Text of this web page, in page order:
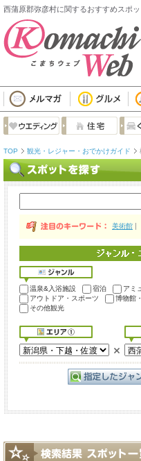
西蒲原郡弥彦村に関するおすすめスポ
TOP 観光・レジャー・おでかけガイド
美術館
温泉&入浴施設 宿泊
アミ
アウトドア・スポーツ
博物館
その他観光